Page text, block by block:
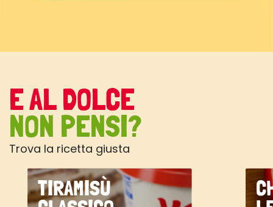
E AL DOLCE
NON PENSI?
Trova la ricetta giusta
TIRAMISÙ